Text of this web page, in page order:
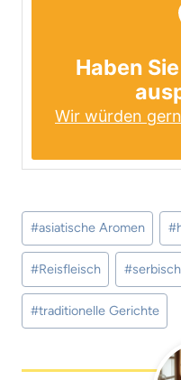
Haben
Wir würden
Schlagworte:
#asiatische Aromen #
#Reisfleisch #
#traditionelle Gerichte